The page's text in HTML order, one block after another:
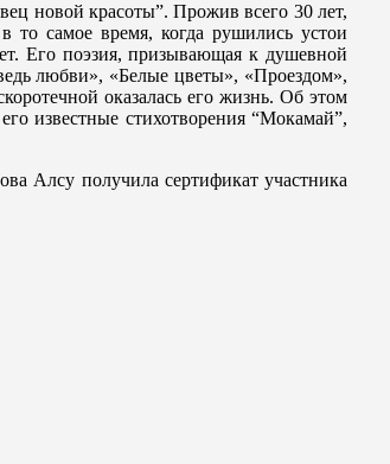
новой красоты”. Прожив всего 30 лет,
самое время, когда рушились устои
Его поэзия, призывающая к душевной
любви», «Белые цветы», «Проездом»,
оказалась его жизнь. Об этом
известные стихотворения “Мокамай”,
Алсу получила сертификат участника